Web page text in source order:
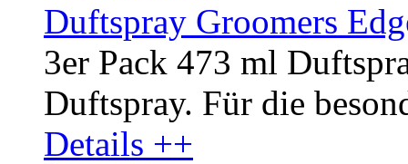
Duftspray Groomers
3er Pack 473 ml
Duftspray. Für die
Details ++